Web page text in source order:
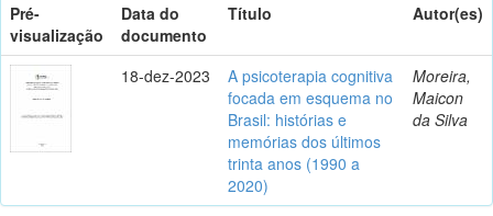
Pré-
visualização
Data do
documento
Título Autor(es)
18-dez-2023
A psicoterapia cognitiva
focada em esquema no
Brasil: histórias e
memórias dos últimos
trinta anos (1990 a
2020)
Moreira,
Maicon
da Silva